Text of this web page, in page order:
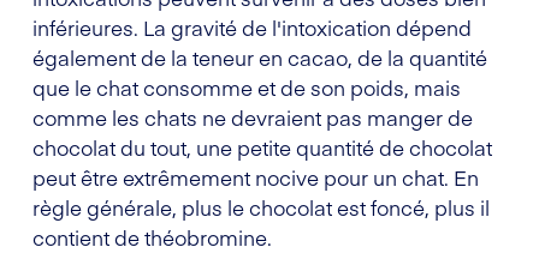
inférieures. La gravité de l'intoxication dépend
également de la teneur en cacao, de la quantité
que le chat consomme et de son poids, mais
comme les chats ne devraient pas manger de
chocolat du tout, une petite quantité de chocolat
peut être extrêmement nocive pour un chat. En
règle générale, plus le chocolat est foncé, plus il
contient de théobromine.